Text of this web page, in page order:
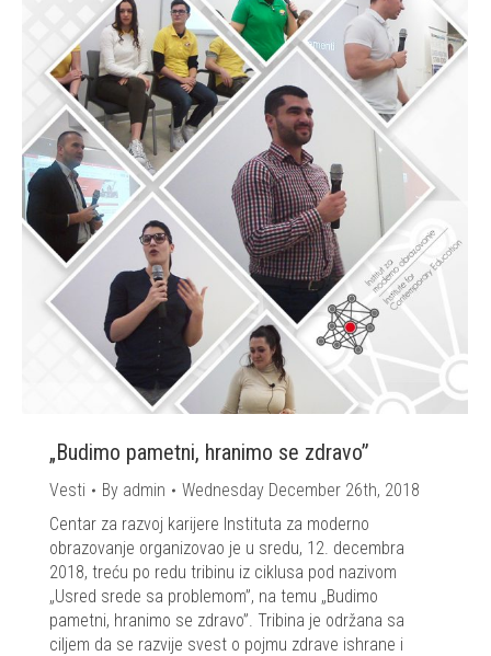
„Budimo pametni, hranimo se zdravo”
Vesti By admin
Wednesday December 26th, 2018
Centar za razvoj karijere Instituta za moderno
obrazovanje organizovao je u sredu, 12. decembra
2018, treću po redu tribinu iz ciklusa pod nazivom
„Usred srede sa problemom”, na temu „Budimo
pametni, hranimo se zdravo”. Tribina je održana sa
ciljem da se razvije svest o pojmu zdrave ishrane i